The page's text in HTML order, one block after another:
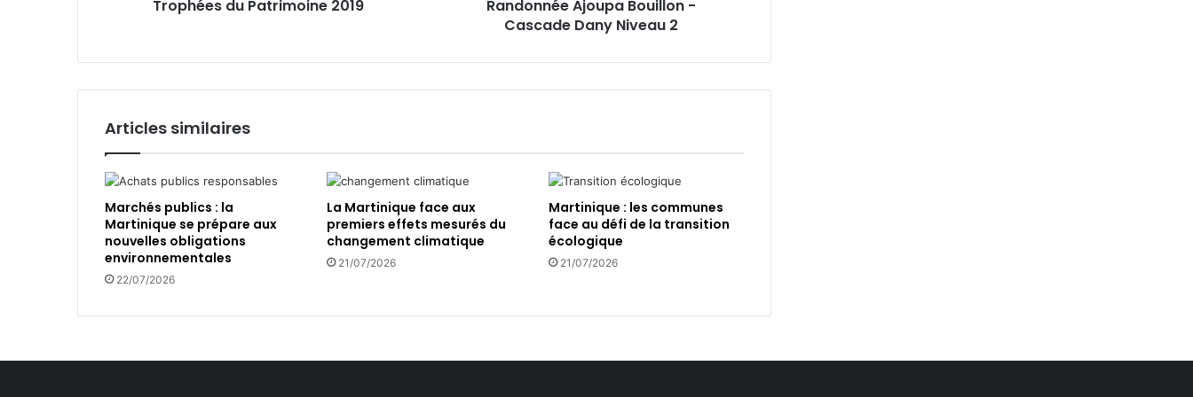
it
o
i
n
e
2
0
1
9
Trophées du Patrimoine 2019
u
u
l
o
n
s
a
Randonnée Ajoupa Bouillon -
Cascade Dany Niveau 2
Articles similaires
Marchés publics : la
Martinique se prépare aux
nouvelles obligations
environnementales
22/07/2026
La Martinique face aux
premiers effets mesurés du
changement climatique
21/07/2026
Martinique : les communes
face au défi de la transition
écologique
21/07/2026